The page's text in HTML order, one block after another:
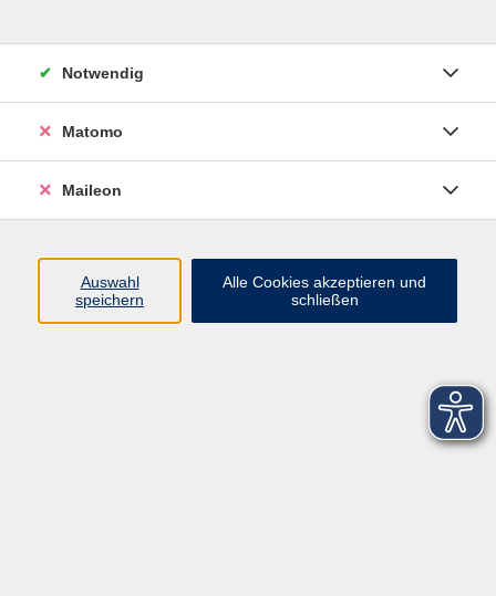
Notwendig
Matomo
Maileon
Auswahl
speichern
Alle Cookies akzeptieren und
schließen